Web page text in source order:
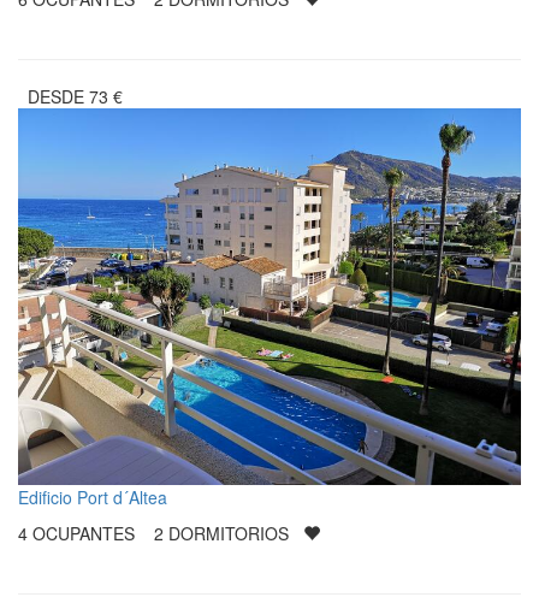
DESDE 73 €
Edificio Port d´Altea
4 OCUPANTES 2 DORMITORIOS